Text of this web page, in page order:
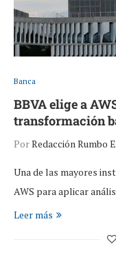
Banca
BBVA elige a
transformación
PorRedacción Rumbo
Una de las mayores
AWS para aplicar
Leer más